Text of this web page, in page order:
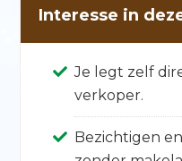
Interesse in
Je legt zelf
verkoper.
Bezichtigen